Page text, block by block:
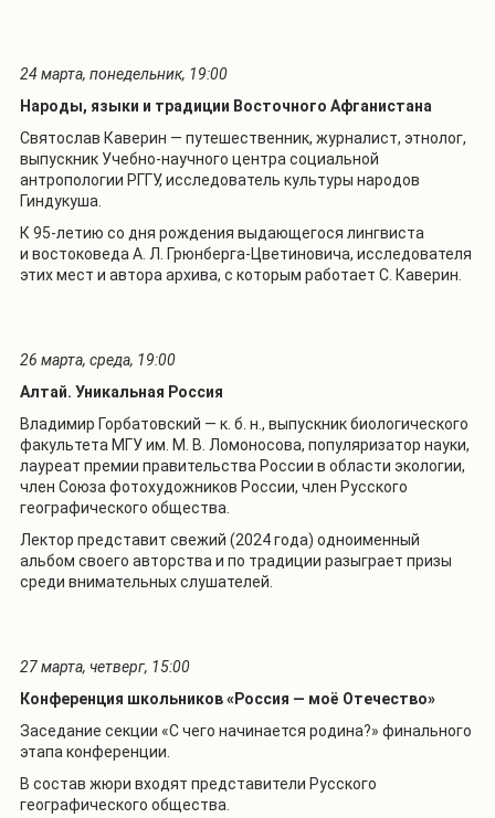
24 марта, понедельник, 19:00
Народы, языки и традиции Восточного Афганистана
Святослав Каверин — путешественник, журналист, этнолог,
выпускник Учебно-научного центра социальной
антропологии РГГУ, исследователь культуры народов
Гиндукуша.
К 95-летию со дня рождения выдающегося лингвиста
и востоковеда А. Л. Грюнберга-Цветиновича, исследователя
этих мест и автора архива, с которым работает С. Каверин.
26 марта, среда, 19:00
Алтай. Уникальная Россия
Владимир Горбатовский — к. б. н., выпускник биологического
факультета МГУ им. М. В. Ломоносова, популяризатор науки,
лауреат премии правительства России в области экологии,
член Союза фотохудожников России, член Русского
географического общества.
Лектор представит свежий (2024 года) одноименный
альбом своего авторства и по традиции разыграет призы
среди внимательных слушателей.
27 марта, четверг, 15:00
Конференция школьников «Россия — моё Отечество»
Заседание секции «С чего начинается родина?» финального
этапа конференции.
В состав жюри входят представители Русского
географического общества.